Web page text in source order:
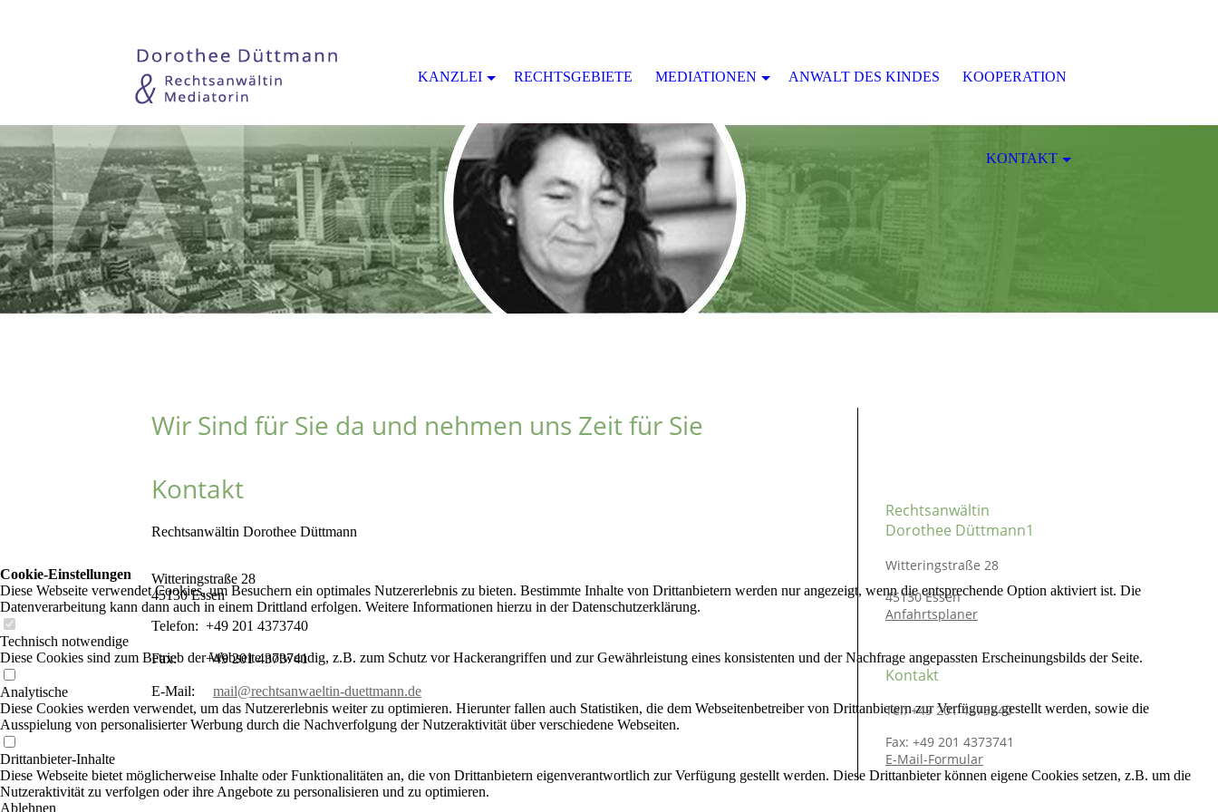
Wir Sind für Sie da und nehmen uns Zeit für Sie
Kontakt
Rechtsanwältin Dorothee Düttmann
Witteringstraße 28
45130 Essen
Telefon: +49 201 4373740
Fax: +49 201 4373741
E-Mail: mail@rechtsanwaeltin-duettmann.de
Rechtsanwältin
Dorothee Düttmann1
Witteringstraße 28
45130 Essen
Anfahrtsplaner
Kontakt
Tel: +49 201 4373740
Fax: +49 201 4373741
E-Mail-Formular
KANZLEI RECHTSGEBIETE MEDIATIONEN ANWALT DES KINDES KOOPERATION
KONTAKT
Cookie-Einstellungen
Diese Webseite verwendet Cookies, um Besuchern ein optimales Nutzererlebnis zu bieten. Bestimmte Inhalte von Drittanbietern werden nur angezeigt, wenn die entsprechende Option aktiviert ist. Die
Datenverarbeitung kann dann auch in einem Drittland erfolgen. Weitere Informationen hierzu in der Datenschutzerklärung.
Technisch notwendige
Diese Cookies sind zum Betrieb der Webseite notwendig, z.B. zum Schutz vor Hackerangriffen und zur Gewährleistung eines konsistenten und der Nachfrage angepassten Erscheinungsbilds der Seite.
Analytische
Diese Cookies werden verwendet, um das Nutzererlebnis weiter zu optimieren. Hierunter fallen auch Statistiken, die dem Webseitenbetreiber von Drittanbietern zur Verfügung gestellt werden, sowie die
Ausspielung von personalisierter Werbung durch die Nachverfolgung der Nutzeraktivität über verschiedene Webseiten.
Drittanbieter-Inhalte
Diese Webseite bietet möglicherweise Inhalte oder Funktionalitäten an, die von Drittanbietern eigenverantwortlich zur Verfügung gestellt werden. Diese Drittanbieter können eigene Cookies setzen, z.B. um die
Nutzeraktivität zu verfolgen oder ihre Angebote zu personalisieren und zu optimieren.
Ablehnen